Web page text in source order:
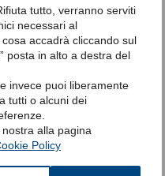
tutto, verranno serviti
necessari al
accadrà cliccando sul
posta in alto a destra del
invece puoi liberamente
tutti o alcuni dei
alla pagina
Policy
il
Sonnoservice?
da personale
tuo percorso
e inizia a
Clicca